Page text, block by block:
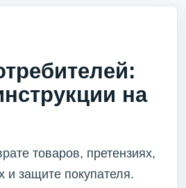
на
товаров, претензиях,
и защите покупателя.